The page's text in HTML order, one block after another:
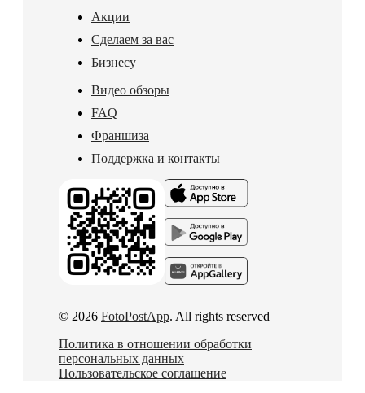
Акции
Сделаем за вас
Бизнесу
Видео обзоры
FAQ
Франшиза
Поддержка и контакты
© 2026 FotoPostApp. All rights reserved
Политика в отношении обработки
персональных данных
Пользовательское соглашение